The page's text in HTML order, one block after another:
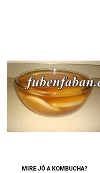
MIRE JÓ A KOMBUCHA?